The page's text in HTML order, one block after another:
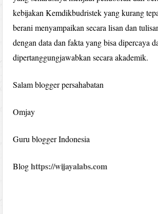
kebijakan Kemdikbudristek yang kurang
berani menyampaikan secara lisan dan
dengan data dan fakta yang bisa dipercaya
dipertanggungjawabkan secara akademik.
Salam blogger persahabatan
Omjay
Guru blogger Indonesia
Bloghttps://wijayalabs.com